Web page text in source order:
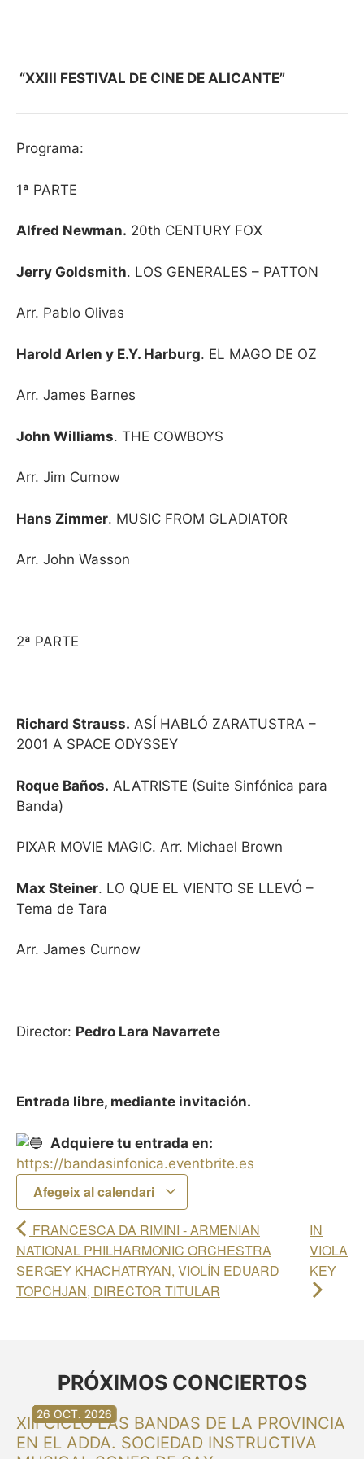
“XXIII FESTIVAL DE CINE DE ALICANTE”
Programa:
1ª PARTE
Alfred Newman. 20th CENTURY FOX
Jerry Goldsmith. LOS GENERALES – PATTON
Arr. Pablo Olivas
Harold Arlen y E.Y. Harburg. EL MAGO DE OZ
Arr. James Barnes
John Williams. THE COWBOYS
Arr. Jim Curnow
Hans Zimmer. MUSIC FROM GLADIATOR
Arr. John Wasson
2ª PARTE
Richard Strauss. ASÍ HABLÓ ZARATUSTRA –
2001 A SPACE ODYSSEY
Roque Baños. ALATRISTE (Suite Sinfónica para
Banda)
PIXAR MOVIE MAGIC. Arr. Michael Brown
Max Steiner. LO QUE EL VIENTO SE LLEVÓ –
Tema de Tara
Arr. James Curnow
Director: Pedro Lara Navarrete
Entrada libre, mediante invitación.
Adquiere tu entrada en:
https://bandasinfonica.eventbrite.es
Afegeix al calendari
FRANCESCA DA RIMINI - ARMENIAN
NATIONAL PHILHARMONIC ORCHESTRA
SERGEY KHACHATRYAN, VIOLÍN EDUARD
TOPCHJAN, DIRECTOR TITULAR
IN
VIOLA
KEY
PRÓXIMOS CONCIERTOS
XIII CICLO LAS BANDAS DE LA PROVINCIA
EN EL ADDA. SOCIEDAD INSTRUCTIVA
30 AG. 2026
30 AG. 2026
13 SET. 2026
20 SET. 2026
20 SET. 2026
26 SET. 2026
03 OCT. 2026
16 OCT. 2026
26 OCT. 2026